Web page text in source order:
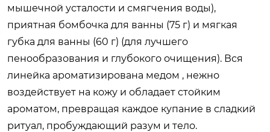
мышечной усталости и смягчения воды),
приятная бомбочка для ванны (75 г) и мягкая
губка для ванны (60 г) (для лучшего
пенообразования и глубокого очищения). Вся
линейка ароматизирована медом , нежно
воздействует на кожу и обладает стойким
ароматом, превращая каждое купание в сладкий
ритуал, пробуждающий разум и тело.